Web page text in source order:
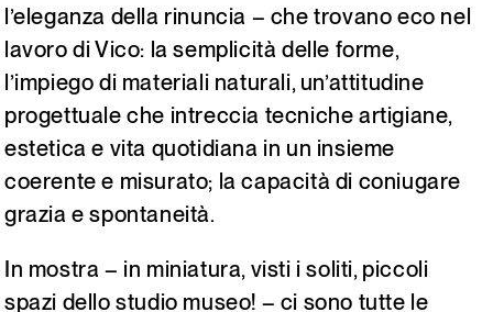
l’eleganza della rinuncia – che trovano eco nel
lavoro di Vico: la semplicità delle forme,
l’impiego di materiali naturali, un’attitudine
progettuale che intreccia tecniche artigiane,
estetica e vita quotidiana in un insieme
coerente e misurato; la capacità di coniugare
grazia e spontaneità.
In mostra – in miniatura, visti i soliti, piccoli
spazi dello studio museo! – ci sono tutte le